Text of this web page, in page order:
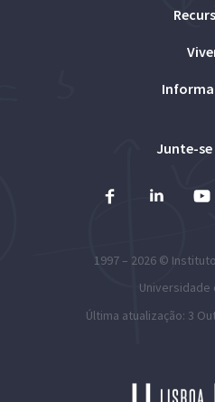
Junte-se
1997 – 2026 ©
Universidade
Última atualização: 3